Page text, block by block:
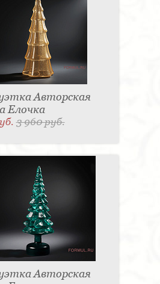
Авторская
Елочка
3 960 руб.
Авторская